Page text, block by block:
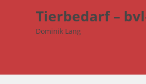
Tierbedarf –
Dominik Lang